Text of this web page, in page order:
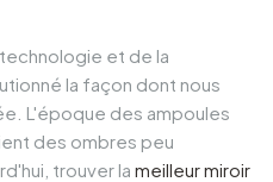
et de la
la façon dont nous
L'époque des ampoules
des ombres peu
trouver la meilleurmiroir